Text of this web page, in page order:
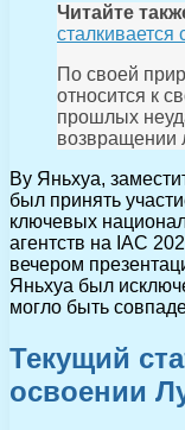
Читайте
По своей
относится к
прошлых
возвращении
Ву Яньхуа,
был принять
ключевых
агентств на IAC
вечером
Яньхуа был
могло быть
Текущий
освоении